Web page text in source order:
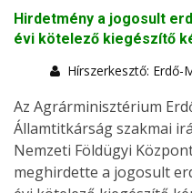
Hirdetmény a jogosult
évi kötelező kiegészítő
Hírszerkesztő: Erdő-
Az Agrárminisztérium
Államtitkárság szakmai
Nemzeti Földügyi
meghirdette a jogosult